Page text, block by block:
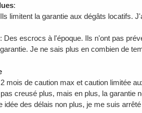
:
limitent la garantie aux dégâts locatifs.
: Des escrocs à l'époque. Ils n'ont pas
Je ne sais plus en combien de
mois de caution max et caution limitée
creusé plus, mais en plus, la garantie
idée des délais non plus, je me suis